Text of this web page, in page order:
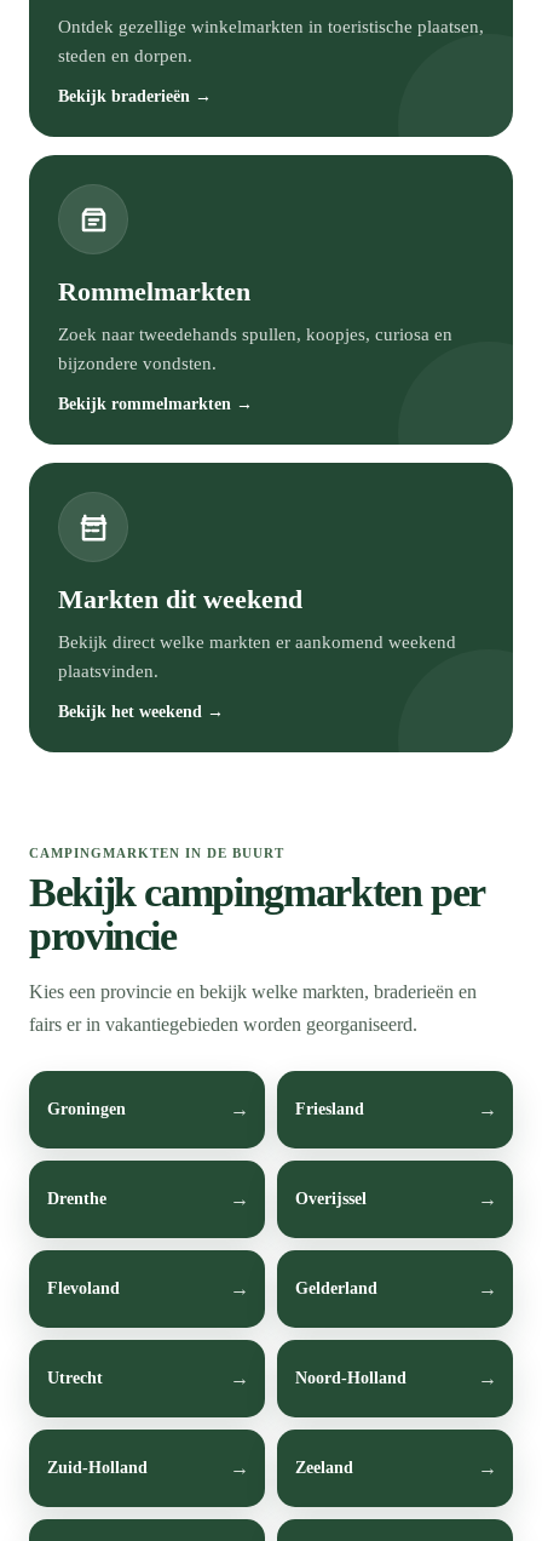
Ontdek gezellige winkelmarkten in toeristische plaatsen,
steden en dorpen.
Bekijk braderieën →
Rommelmarkten
Zoek naar tweedehands spullen, koopjes, curiosa en
bijzondere vondsten.
Bekijk rommelmarkten →
Markten dit weekend
Bekijk direct welke markten er aankomend weekend
plaatsvinden.
Bekijk het weekend →
CAMPINGMARKTEN IN DE BUURT
Bekijk campingmarkten per
provincie
Kies een provincie en bekijk welke markten, braderieën en
fairs er in vakantiegebieden worden georganiseerd.
Groningen Friesland
Drenthe Overijssel
Flevoland Gelderland
Utrecht Noord-Holland
Zuid-Holland Zeeland